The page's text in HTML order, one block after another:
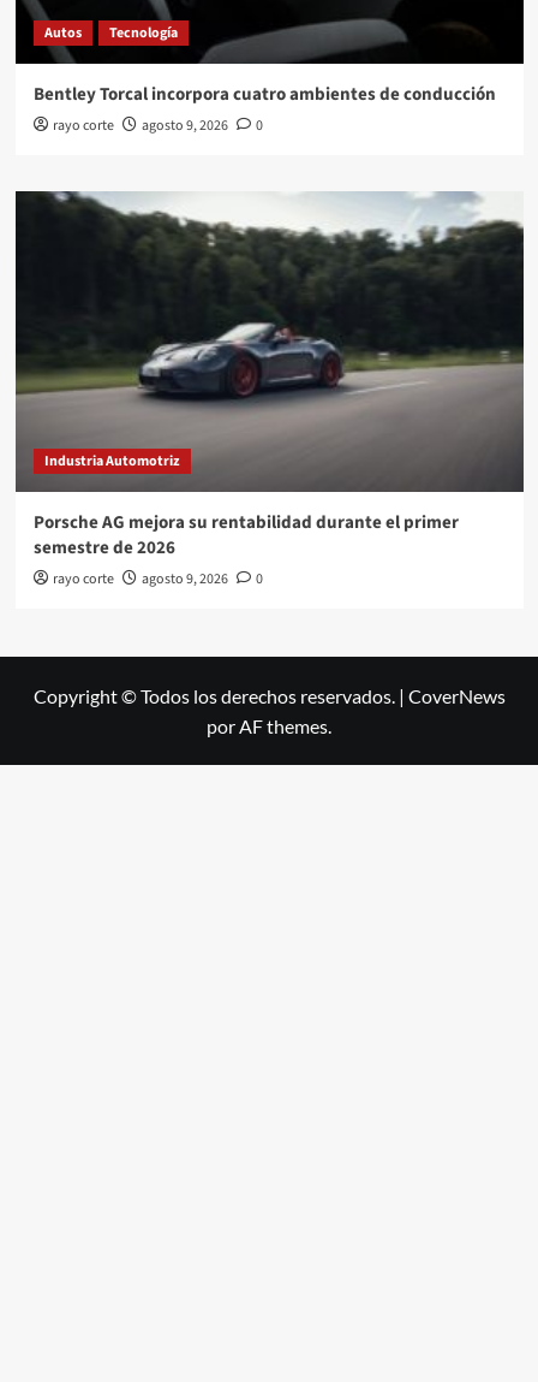
Autos Tecnología
Bentley Torcal incorpora cuatro ambientes de conducción
rayo corte agosto 9, 2026 0
Industria Automotriz
Porsche AG mejora su rentabilidad durante el primer
semestre de 2026
rayo corte agosto 9, 2026 0
Copyright © Todos los derechos reservados. | CoverNews
por AF themes.